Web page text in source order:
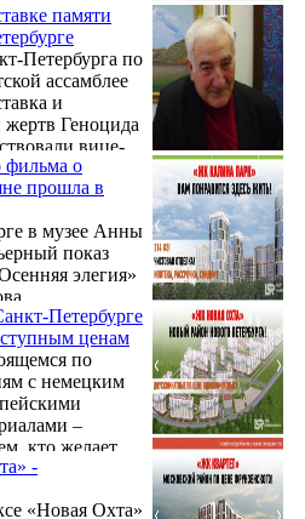
Одни только
в нем,
свои мечты
эту
комплекс
которого
его краше и
с жк
памяти
Петербурга по
ассамблее
и
Геноцида
вице-
Эдуард
МПА
консул
Грайр
МПА
Армении в
фильма о
прошла в
в музее Анны
показ
элегия»
художника
Петербурге
ценам
по
с немецким
–
кто желает
Петербурге.
спешите
ведь по
-
«Новая Охта»